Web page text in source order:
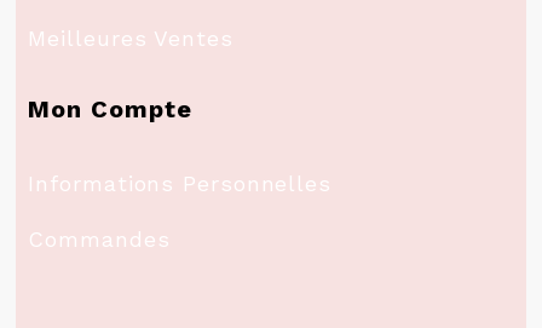
Meilleures Ventes
Mon Compte
Informations Personnelles
Commandes